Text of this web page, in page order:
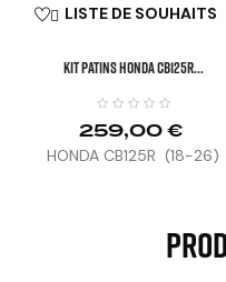
 LISTE DE SOUHAITS
KIT PATINS HONDA CB125R...
259,00 €
HONDA CB125R (18-26)